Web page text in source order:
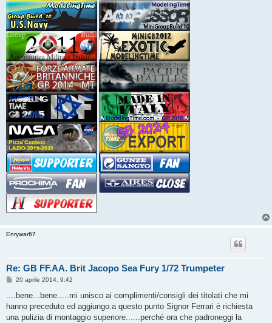
Enrywar67
Re: GB FF.AA. Brit Jacopo Sea Fury 1/72 Trumpeter
M
s
a
g
20 aprile 2014, 9:42
....bene...bene.....mi unisco ai complimenti/consigli dei titolati che mi
hanno preceduto ed aggiungo:a questo punto Signor Ferrari è richiesta
una pulizia di montaggio superiore......perché ora che padroneggi la